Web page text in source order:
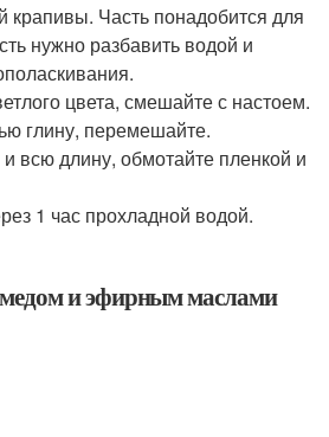
крапивы. Часть понадобится для
нужно разбавить водой и
цвета, смешайте с настоем.
глину, перемешайте.
всю длину, обмотайте пленкой и
1 час прохладной водой.
и эфирным маслами